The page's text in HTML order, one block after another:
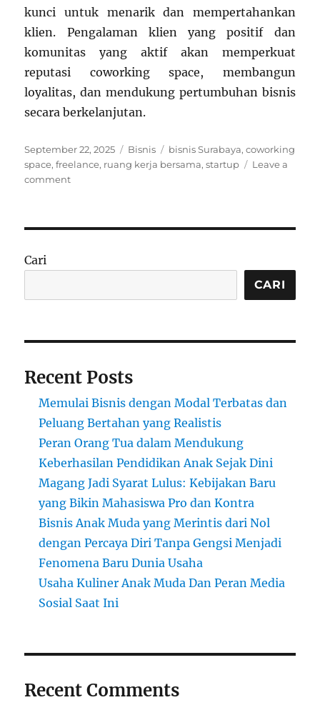
kunci untuk menarik dan mempertahankan
klien. Pengalaman klien yang positif dan
komunitas yang aktif akan memperkuat
reputasi coworking space, membangun
loyalitas, dan mendukung pertumbuhan bisnis
secara berkelanjutan.
Posted
on
September 22, 2025 Categories
Bisnis Tags
bisnis Surabaya,coworking
space,freelance, ruang kerja bersama,startup
Leave a
commenton
di
Strategi
dan
Cari
CARI
Recent Posts
Memulai Bisnis dengan Modal Terbatas dan
Peluang Bertahan yang Realistis
Peran Orang Tua dalam Mendukung
Keberhasilan Pendidikan Anak Sejak Dini
Magang Jadi Syarat Lulus: Kebijakan Baru
yang Bikin Mahasiswa Pro dan Kontra
Bisnis Anak Muda yang Merintis dari Nol
dengan Percaya Diri Tanpa Gengsi Menjadi
Fenomena Baru Dunia Usaha
Usaha Kuliner Anak Muda Dan Peran Media
Sosial Saat Ini
Recent Comments